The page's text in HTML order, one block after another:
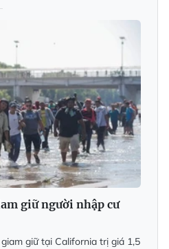
giữ người nhập cư
giữ tại California trị giá 1,5